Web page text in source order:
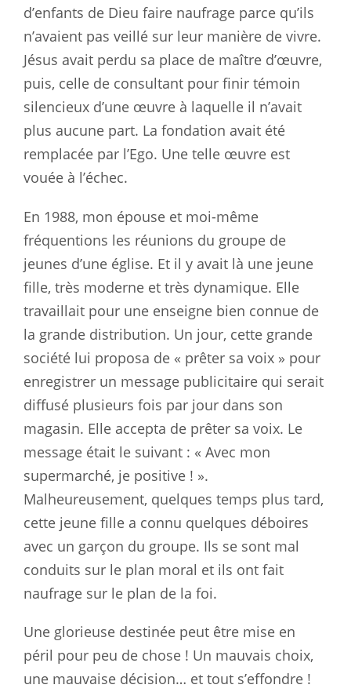
d’enfants de Dieu faire naufrage parce qu’ils
n’avaient pas veillé sur leur manière de vivre.
Jésus avait perdu sa place de maître d’œuvre,
puis, celle de consultant pour finir témoin
silencieux d’une œuvre à laquelle il n’avait
plus aucune part. La fondation avait été
remplacée par l’Ego. Une telle œuvre est
vouée à l’échec.
En 1988, mon épouse et moi-même
fréquentions les réunions du groupe de
jeunes d’une église. Et il y avait là une jeune
fille, très moderne et très dynamique. Elle
travaillait pour une enseigne bien connue de
la grande distribution. Un jour, cette grande
société lui proposa de « prêter sa voix » pour
enregistrer un message publicitaire qui serait
diffusé plusieurs fois par jour dans son
magasin. Elle accepta de prêter sa voix. Le
message était le suivant : « Avec mon
supermarché, je positive ! ».
Malheureusement, quelques temps plus tard,
cette jeune fille a connu quelques déboires
avec un garçon du groupe. Ils se sont mal
conduits sur le plan moral et ils ont fait
naufrage sur le plan de la foi.
Une glorieuse destinée peut être mise en
péril pour peu de chose ! Un mauvais choix,
une mauvaise décision… et tout s’effondre !